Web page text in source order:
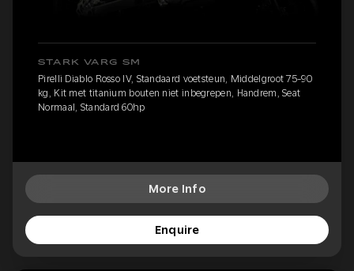
STARK VARG SM
Pirelli Diablo Rosso IV, Standaard voetsteun, Middelgroot 75-90
kg, Kit met titanium bouten niet inbegrepen, Handrem, Seat
Normaal, Standard 60hp
More Info
Enquire